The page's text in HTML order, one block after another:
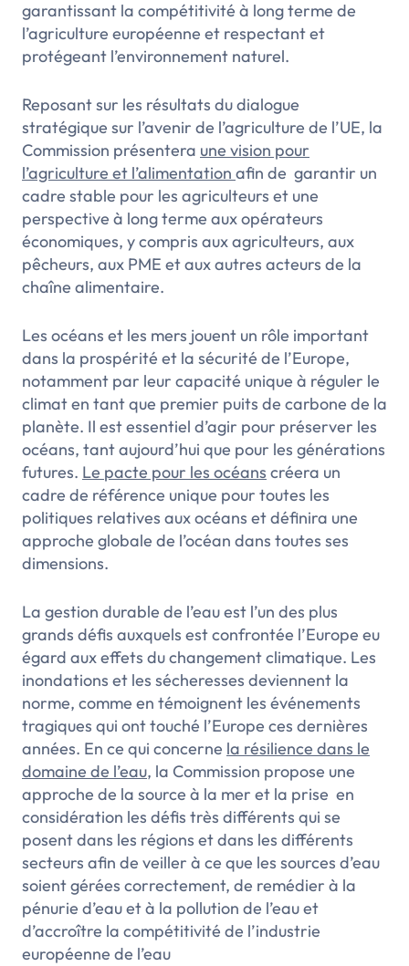
garantissant la compétitivité à long terme de
l’agriculture européenne et respectant et
protégeant l’environnement naturel.
Reposant sur les résultats du dialogue
stratégique sur l’avenir de l’agriculture de l’UE, la
Commission présentera une vision pour
l’agriculture et l’alimentation afin de garantir un
cadre stable pour les agriculteurs et une
perspective à long terme aux opérateurs
économiques, y compris aux agriculteurs, aux
pêcheurs, aux PME et aux autres acteurs de la
chaîne alimentaire.
Les océans et les mers jouent un rôle important
dans la prospérité et la sécurité de l’Europe,
notamment par leur capacité unique à réguler le
climat en tant que premier puits de carbone de la
planète. Il est essentiel d’agir pour préserver les
océans, tant aujourd’hui que pour les générations
futures. Le pacte pour les océans créera un
cadre de référence unique pour toutes les
politiques relatives aux océans et définira une
approche globale de l’océan dans toutes ses
dimensions.
La gestion durable de l’eau est l’un des plus
grands défis auxquels est confrontée l’Europe eu
égard aux effets du changement climatique. Les
inondations et les sécheresses deviennent la
norme, comme en témoignent les événements
tragiques qui ont touché l’Europe ces dernières
années. En ce qui concerne la résilience dans le
domaine de l’eau, la Commission propose une
approche de la source à la mer et la prise en
considération les défis très différents qui se
posent dans les régions et dans les différents
secteurs afin de veiller à ce que les sources d’eau
soient gérées correctement, de remédier à la
pénurie d’eau et à la pollution de l’eau et
d’accroître la compétitivité de l’industrie
européenne de l’eau